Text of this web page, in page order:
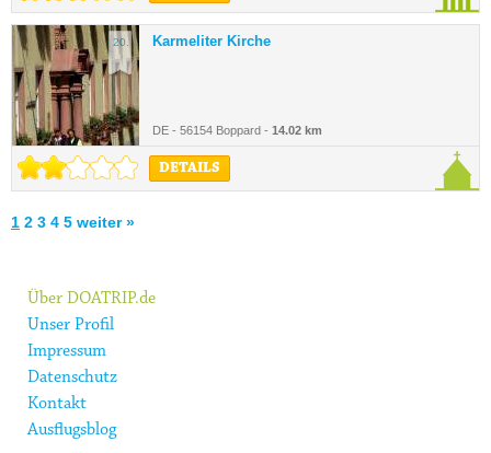
20. Karmeliter Kirche
DE - 56154 Boppard - 14.02 km
DETAILS
1 2 3 4 5 weiter »
Über DOATRIP.de
Unser Profil
Impressum
Datenschutz
Kontakt
Ausflugsblog